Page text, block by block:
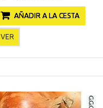
AÑADIR A LA CESTA
VER